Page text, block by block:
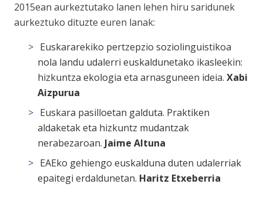
2015ean aurkeztutako lanen lehen hiru saridunek
aurkeztuko dituzte euren lanak:
Euskararekiko pertzepzio soziolinguistikoa
nola landu udalerri euskaldunetako ikasleekin:
hizkuntza ekologia eta arnasguneen ideia. Xabi
Aizpurua
Euskara pasilloetan galduta. Praktiken
aldaketak eta hizkuntz mudantzak
nerabezaroan. Jaime Altuna
EAEko gehiengo euskalduna duten udalerriak
epaitegi erdaldunetan. Haritz Etxeberria